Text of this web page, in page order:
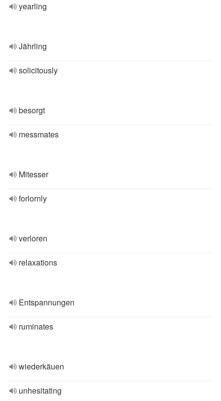
yearling
Jährling
solicitously
besorgt
messmates
Mitesser
forlornly
verloren
relaxations
Entspannungen
ruminates
wiederkäuen
unhesitating